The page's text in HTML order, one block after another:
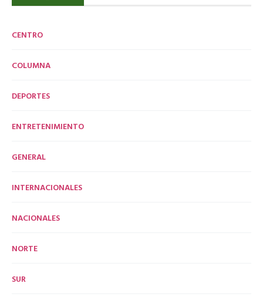
CENTRO
COLUMNA
DEPORTES
ENTRETENIMIENTO
GENERAL
INTERNACIONALES
NACIONALES
NORTE
SUR